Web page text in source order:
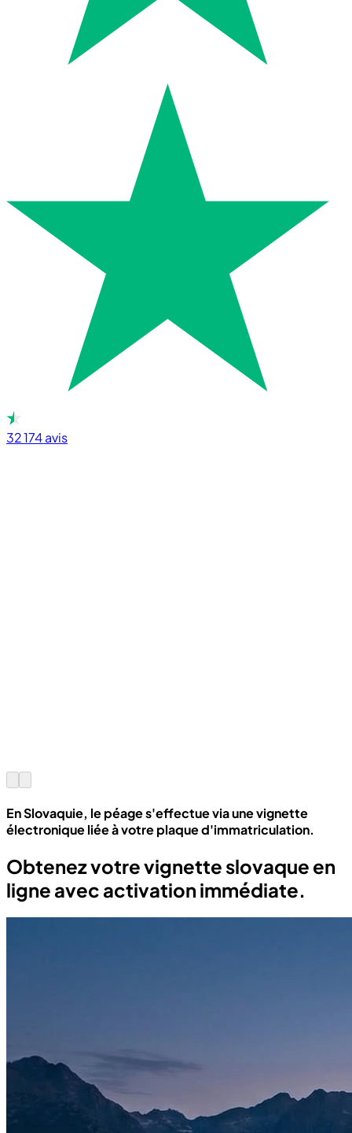
32 174avis
En Slovaquie, le péage s'effectue via une vignette
électronique liée à votre plaque d'immatriculation.
Obtenez votre vignette slovaque en
ligne avec activation immédiate.